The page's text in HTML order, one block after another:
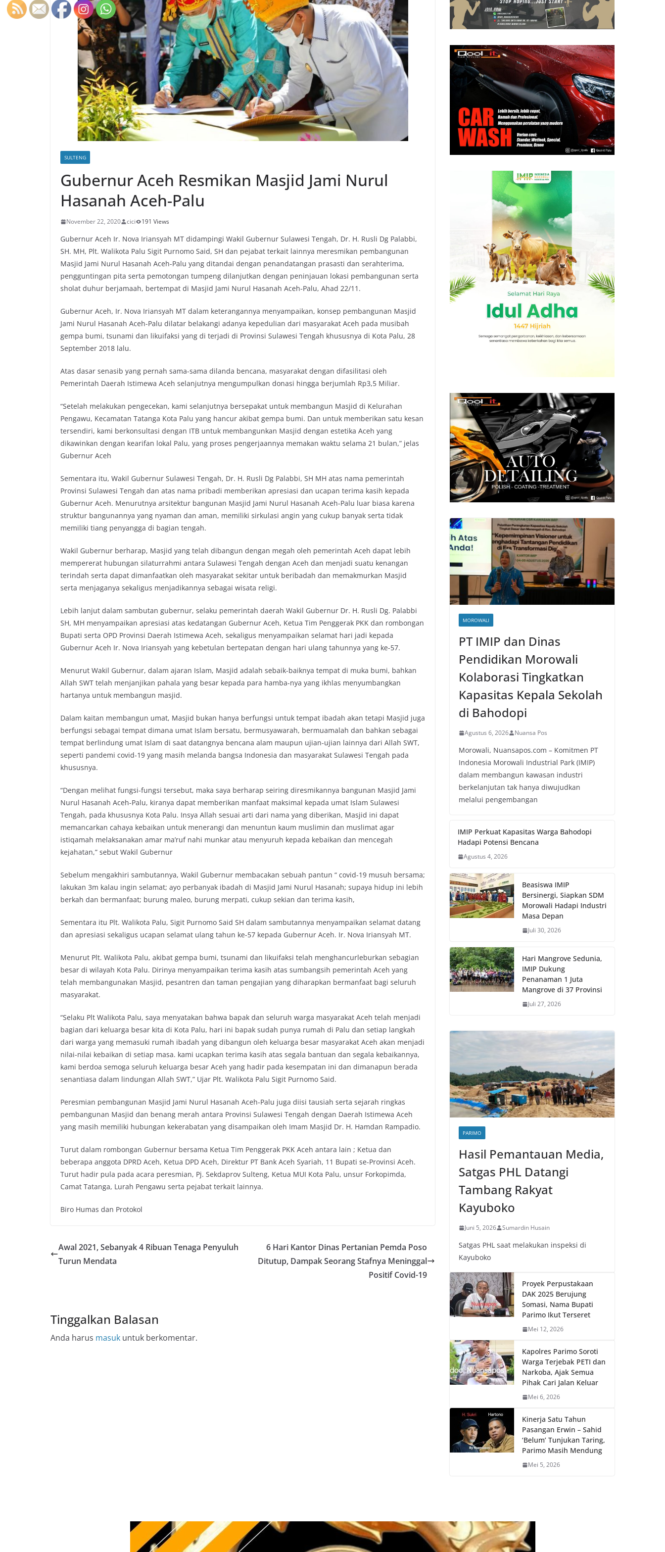
SULTENG
Gubernur Aceh Resmikan Masjid Jami Nurul
Hasanah Aceh-Palu
November 22, 2020 cici 191 Views
Gubernur Aceh Ir. Nova Iriansyah MT didampingi Wakil Gubernur Sulawesi Tengah, Dr. H. Rusli Dg Palabbi,
SH. MH, Plt. Walikota Palu Sigit Purnomo Said, SH dan pejabat terkait lainnya meresmikan pembangunan
Masjid Jami Nurul Hasanah Aceh-Palu yang ditandai dengan penandatangan prasasti dan serahterima,
pengguntingan pita serta pemotongan tumpeng dilanjutkan dengan peninjauan lokasi pembangunan serta
sholat duhur berjamaah, bertempat di Masjid Jami Nurul Hasanah Aceh-Palu, Ahad 22/11.
Gubernur Aceh, Ir. Nova Iriansyah MT dalam keterangannya menyampaikan, konsep pembangunan Masjid
Jami Nurul Hasanah Aceh-Palu dilatar belakangi adanya kepedulian dari masyarakat Aceh pada musibah
gempa bumi, tsunami dan likuifaksi yang di terjadi di Provinsi Sulawesi Tengah khususnya di Kota Palu, 28
September 2018 lalu.
Atas dasar senasib yang pernah sama-sama dilanda bencana, masyarakat dengan difasilitasi oleh
Pemerintah Daerah Istimewa Aceh selanjutnya mengumpulkan donasi hingga berjumlah Rp3,5 Miliar.
“Setelah melakukan pengecekan, kami selanjutnya bersepakat untuk membangun Masjid di Kelurahan
Pengawu, Kecamatan Tatanga Kota Palu yang hancur akibat gempa bumi. Dan untuk memberikan satu kesan
tersendiri, kami berkonsultasi dengan ITB untuk membangunkan Masjid dengan estetika Aceh yang
dikawinkan dengan kearifan lokal Palu, yang proses pengerjaannya memakan waktu selama 21 bulan,” jelas
Gubernur Aceh
Sementara itu, Wakil Gubernur Sulawesi Tengah, Dr. H. Rusli Dg Palabbi, SH MH atas nama pemerintah
Provinsi Sulawesi Tengah dan atas nama pribadi memberikan apresiasi dan ucapan terima kasih kepada
Gubernur Aceh. Menurutnya arsitektur bangunan Masjid Jami Nurul Hasanah Aceh-Palu luar biasa karena
struktur bangunannya yang nyaman dan aman, memiliki sirkulasi angin yang cukup banyak serta tidak
memiliki tiang penyangga di bagian tengah.
Wakil Gubernur berharap, Masjid yang telah dibangun dengan megah oleh pemerintah Aceh dapat lebih
mempererat hubungan silaturrahmi antara Sulawesi Tengah dengan Aceh dan menjadi suatu kenangan
terindah serta dapat dimanfaatkan oleh masyarakat sekitar untuk beribadah dan memakmurkan Masjid
serta menjaganya sekaligus menjadikannya sebagai wisata religi.
Lebih lanjut dalam sambutan gubernur, selaku pemerintah daerah Wakil Gubernur Dr. H. Rusli Dg. Palabbi
SH, MH menyampaikan apresiasi atas kedatangan Gubernur Aceh, Ketua Tim Penggerak PKK dan rombongan
Bupati serta OPD Provinsi Daerah Istimewa Aceh, sekaligus menyampaikan selamat hari jadi kepada
Gubernur Aceh Ir. Nova Iriansyah yang kebetulan bertepatan dengan hari ulang tahunnya yang ke-57.
Menurut Wakil Gubernur, dalam ajaran Islam, Masjid adalah sebaik-baiknya tempat di muka bumi, bahkan
Allah SWT telah menjanjikan pahala yang besar kepada para hamba-nya yang ikhlas menyumbangkan
hartanya untuk membangun masjid.
Dalam kaitan membangun umat, Masjid bukan hanya berfungsi untuk tempat ibadah akan tetapi Masjid juga
berfungsi sebagai tempat dimana umat Islam bersatu, bermusyawarah, bermuamalah dan bahkan sebagai
tempat berlindung umat Islam di saat datangnya bencana alam maupun ujian-ujian lainnya dari Allah SWT,
seperti pandemi covid-19 yang masih melanda bangsa Indonesia dan masyarakat Sulawesi Tengah pada
khususnya.
“Dengan melihat fungsi-fungsi tersebut, maka saya berharap seiring diresmikannya bangunan Masjid Jami
Nurul Hasanah Aceh-Palu, kiranya dapat memberikan manfaat maksimal kepada umat Islam Sulawesi
Tengah, pada khususnya Kota Palu. Insya Allah sesuai arti dari nama yang diberikan, Masjid ini dapat
memancarkan cahaya kebaikan untuk menerangi dan menuntun kaum muslimin dan muslimat agar
istiqamah melaksanakan amar ma’ruf nahi munkar atau menyuruh kepada kebaikan dan mencegah
kejahatan,” sebut Wakil Gubernur
Sebelum mengakhiri sambutannya, Wakil Gubernur membacakan sebuah pantun “ covid-19 musuh bersama;
lakukan 3m kalau ingin selamat; ayo perbanyak ibadah di Masjid Jami Nurul Hasanah; supaya hidup ini lebih
berkah dan bermanfaat; burung maleo, burung merpati, cukup sekian dan terima kasih,
Sementara itu Plt. Walikota Palu, Sigit Purnomo Said SH dalam sambutannya menyampaikan selamat datang
dan apresiasi sekaligus ucapan selamat ulang tahun ke-57 kepada Gubernur Aceh. Ir. Nova Iriansyah MT.
Menurut Plt. Walikota Palu, akibat gempa bumi, tsunami dan likuifaksi telah menghancurleburkan sebagian
besar di wilayah Kota Palu. Dirinya menyampaikan terima kasih atas sumbangsih pemerintah Aceh yang
telah membangunakan Masjid, pesantren dan taman pengajian yang diharapkan bermanfaat bagi seluruh
masyarakat.
“Selaku Plt Walikota Palu, saya menyatakan bahwa bapak dan seluruh warga masyarakat Aceh telah menjadi
bagian dari keluarga besar kita di Kota Palu, hari ini bapak sudah punya rumah di Palu dan setiap langkah
dari warga yang memasuki rumah ibadah yang dibangun oleh keluarga besar masyarakat Aceh akan menjadi
nilai-nilai kebaikan di setiap masa. kami ucapkan terima kasih atas segala bantuan dan segala kebaikannya,
kami berdoa semoga seluruh keluarga besar Aceh yang hadir pada kesempatan ini dan dimanapun berada
senantiasa dalam lindungan Allah SWT,” Ujar Plt. Walikota Palu Sigit Purnomo Said.
Peresmian pembangunan Masjid Jami Nurul Hasanah Aceh-Palu juga diisi tausiah serta sejarah ringkas
pembangunan Masjid dan benang merah antara Provinsi Sulawesi Tengah dengan Daerah Istimewa Aceh
yang masih memiliki hubungan kekerabatan yang disampaikan oleh Imam Masjid Dr. H. Hamdan Rampadio.
Turut dalam rombongan Gubernur bersama Ketua Tim Penggerak PKK Aceh antara lain ; Ketua dan
beberapa anggota DPRD Aceh, Ketua DPD Aceh, Direktur PT Bank Aceh Syariah, 11 Bupati se-Provinsi Aceh.
Turut hadir pula pada acara peresmian, Pj. Sekdaprov Sulteng, Ketua MUI Kota Palu, unsur Forkopimda,
Camat Tatanga, Lurah Pengawu serta pejabat terkait lainnya.
Biro Humas dan Protokol
Awal 2021, Sebanyak 4 Ribuan Tenaga Penyuluh
Turun Mendata
6 Hari Kantor Dinas Pertanian Pemda Poso
Ditutup, Dampak Seorang Stafnya Meninggal
Positif Covid-19
Tinggalkan Balasan
Anda harus masuk untuk berkomentar.
MOROWALI
PT IMIP dan Dinas
Pendidikan Morowali
Kolaborasi Tingkatkan
Kapasitas Kepala Sekolah
di Bahodopi
Agustus 6, 2026 Nuansa Pos
Morowali, Nuansapos.com – Komitmen PT
Indonesia Morowali Industrial Park (IMIP)
dalam membangun kawasan industri
berkelanjutan tak hanya diwujudkan
melalui pengembangan
IMIP Perkuat Kapasitas Warga Bahodopi
Hadapi Potensi Bencana
Agustus 4, 2026
Beasiswa IMIP
Bersinergi, Siapkan SDM
Morowali Hadapi Industri
Masa Depan
Juli 30, 2026
Hari Mangrove Sedunia,
IMIP Dukung
Penanaman 1 Juta
Mangrove di 37 Provinsi
Juli 27, 2026
PARIMO
Hasil Pemantauan Media,
Satgas PHL Datangi
Tambang Rakyat
Kayuboko
Juni 5, 2026 Sumardin Husain
Satgas PHL saat melakukan inspeksi di
Kayuboko
Proyek Perpustakaan
DAK 2025 Berujung
Somasi, Nama Bupati
Parimo Ikut Terseret
Mei 12, 2026
Kapolres Parimo Soroti
Warga Terjebak PETI dan
Narkoba, Ajak Semua
Pihak Cari Jalan Keluar
Mei 6, 2026
Kinerja Satu Tahun
Pasangan Erwin – Sahid
‘Belum’ Tunjukan Taring,
Parimo Masih Mendung
Mei 5, 2026